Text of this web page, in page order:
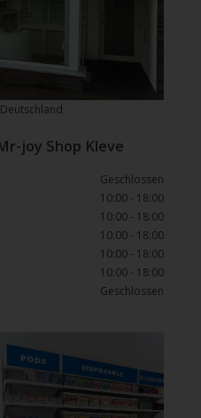
joy Shop Kleve
Geschlossen
10:00 - 18:00
10:00 - 18:00
10:00 - 18:00
10:00 - 18:00
10:00 - 18:00
Geschlossen